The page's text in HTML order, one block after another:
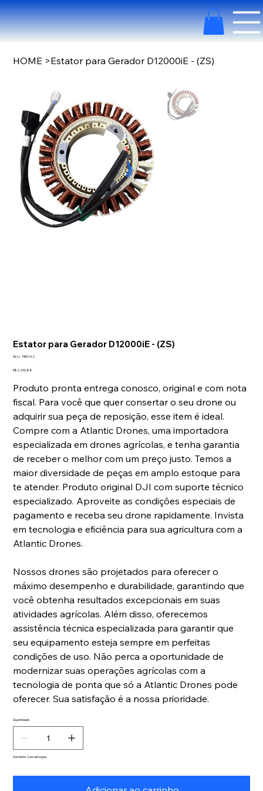
HOME >Estator para Gerador D12000iE - (ZS)
Estator para Gerador D12000iE - (ZS)
SKU: SKU
PRD142
Preço
R$ 2.296,88
Produto pronta entrega conosco, original e com nota
fiscal. Para você que quer consertar o seu drone ou
adquirir sua peça de reposição, esse item é ideal.
Compre com a Atlantic Drones, uma importadora
especializada em drones agrícolas, e tenha garantia
de receber o melhor com um preço justo. Temos a
maior diversidade de peças em amplo estoque para
te atender. Produto original DJI com suporte técnico
especializado. Aproveite as condições especiais de
pagamento e receba seu drone rapidamente. Invista
em tecnologia e eficiência para sua agricultura com a
Atlantic Drones.
Nossos drones são projetados para oferecer o
máximo desempenho e durabilidade, garantindo que
você obtenha resultados excepcionais em suas
atividades agrícolas. Além disso, oferecemos
assistência técnica especializada para garantir que
seu equipamento esteja sempre em perfeitas
condições de uso. Não perca a oportunidade de
modernizar suas operações agrícolas com a
tecnologia de ponta que só a Atlantic Drones pode
oferecer. Sua satisfação é a nossa prioridade.
Quantidade
Somente 2 em estoque